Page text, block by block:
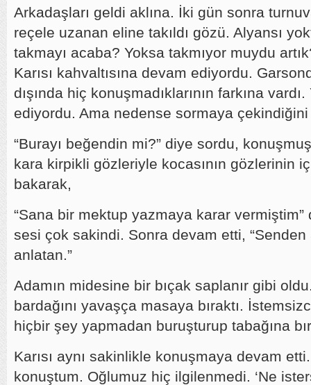
Arkadaşları geldi aklına. İki gün sonra
reçele uzanan eline takıldı gözü. Alyansı
takmayı acaba? Yoksa takmıyor muydu
Karısı kahvaltısına devam ediyordu.
dışında hiç konuşmadıklarının farkına
ediyordu. Ama nedense sormaya
“Burayı beğendin mi?” diye sordu,
kara kirpikli gözleriyle kocasının gözlerinin
bakarak,
“Sana bir mektup yazmaya karar
sesi çok sakindi. Sonra devam etti, “Senden
anlatan.”
Adamın midesine bir bıçak saplanır gibi
bardağını yavaşça masaya bıraktı.
hiçbir şey yapmadan buruşturup tabağına
Karısı aynı sakinlikle konuşmaya devam
konuştum. Oğlumuz hiç ilgilenmedi. ‘Ne